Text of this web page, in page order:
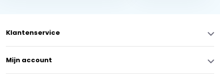
Klantenservice
Mijn account